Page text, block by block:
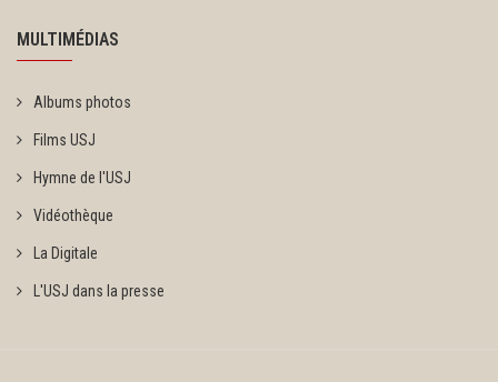
MULTIMÉDIAS
Albums photos
Films USJ
Hymne de l'USJ
Vidéothèque
La Digitale
L'USJ dans la presse